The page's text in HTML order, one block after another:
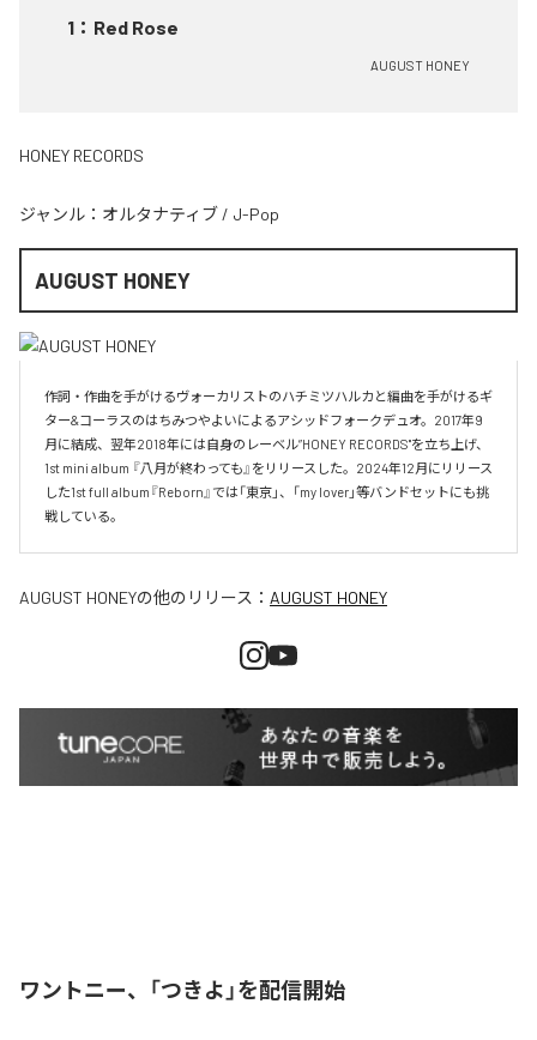
1 ： Red Rose
AUGUST HONEY
HONEY RECORDS
ジャンル： オルタナティブ / J-Pop
AUGUST HONEY
作詞・作曲を手がけるヴォーカリストのハチミツハルカと編曲を手がけるギ
ター&コーラスのはちみつやよいによるアシッドフォークデュオ。2017年9
月に結成、翌年2018年には自身のレーベル”HONEY RECORDS"を立ち上げ、
1st mini album 『八月が終わっても』をリリースした。2024年12月にリリース
した1st full album『Reborn』では「東京」、「my lover」等バンドセットにも挑
戦している。
AUGUST HONEYの他のリリース： AUGUST HONEY
ワントニー、「つきよ」を配信開始